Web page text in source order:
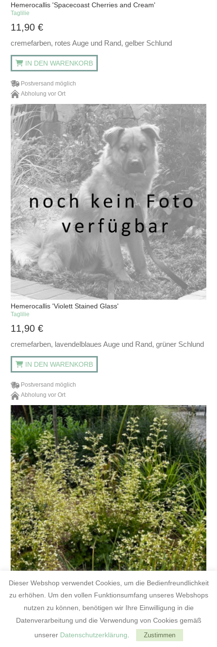
Hemerocallis 'Spacecoast Cherries and Cream'
Taglilie
11,90€
cremefarben, rotes Auge und Rand, gelber Schlund
IN DEN WARENKORB
Postversand möglich
Abholung vor Ort
Hemerocallis 'Violett Stained Glass'
Taglilie
11,90€
cremefarben, lavendelblaues Auge und Rand, grüner Schlund
IN DEN WARENKORB
Postversand möglich
Abholung vor Ort
Heuchera 'Apple Crisp'
Dieser Webshop verwendet Cookies, um die Bedienfreundlichkeit
zu erhöhen. Um den vollen Funktionsumfang unseres Webshops
nutzen zu können, benötigen wir Ihre Einwilligung in die
Datenverarbeitung und die Verwendung von Cookies gemäß
unserer Datenschutzerklärung Zustimmen